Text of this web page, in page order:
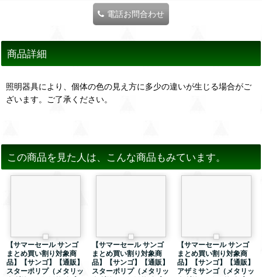
電話お問合わせ
商品詳細
照明器具により、個体の色の見え方に多少の違いが生じる場合がご
ざいます。ご了承ください。
この商品を見た人は、こんな商品もみています。
【サマーセール サンゴ
まとめ買い割り対象商
品】【サンゴ】【通販】
スターポリプ（メタリッ
【サマーセール サンゴ
まとめ買い割り対象商
品】【サンゴ】【通販】
スターポリプ（メタリッ
【サマーセール サンゴ
まとめ買い割り対象商
品】【サンゴ】【通販】
アザミサンゴ（メタリッ